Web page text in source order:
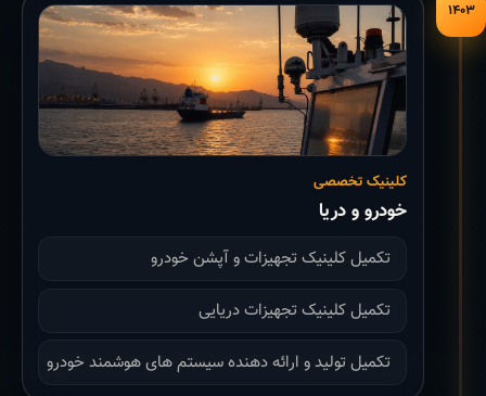
۱۴۰۳
کلینیک تخصصی
خودرو و دریا
تکمیل کلینیک تجهیزات و آپشن خودرو
تکمیل کلینیک تجهیزات دریایی
تکمیل تولید و ارائه دهنده سیستم های هوشمند خودرو